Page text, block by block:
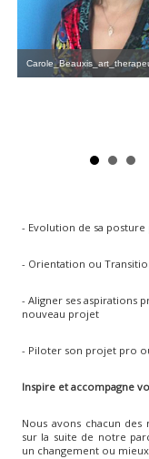
- Evolution de sa
- Orientation ou
- Aligner ses aspirations
nouveau projet
- Piloter son projet pro
Inspire et accompagne
Nous avons chacun
sur la suite de notre
un changement ou